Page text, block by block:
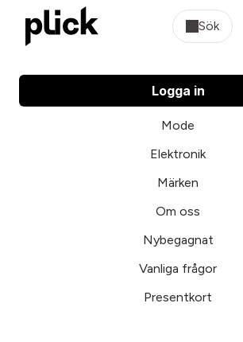
Sök
Logga in
Mode
Elektronik
Märken
Om oss
Nybegagnat
Vanliga frågor
Presentkort